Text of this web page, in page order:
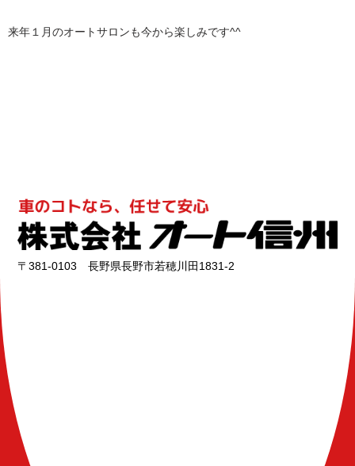
来年１月のオートサロンも今から楽しみです^^
〒381-0103 長野県長野市若穂川田1831-2